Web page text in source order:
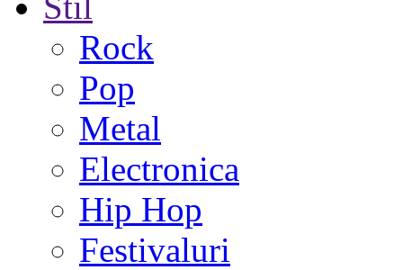
Rock
Pop
Metal
Electronica
Hip Hop
Festivaluri